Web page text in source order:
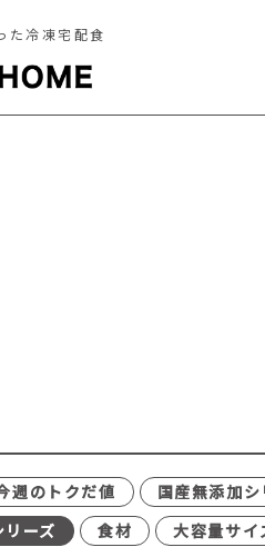
た冷凍宅配食
週のトクだ値 国産無添加シ
ーズ
食材 大容量サイ